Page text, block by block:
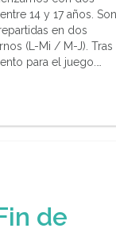
14 y 17 años. Son
en dos
(L-Mi / M-J). Tras
para el juego.…
de